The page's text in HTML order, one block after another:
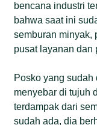
bencana industri
bahwa saat ini
semburan minyak,
pusat layanan dan
Posko yang
menyebar di tujuh
terdampak dari
sudah ada, dia